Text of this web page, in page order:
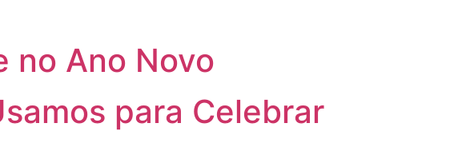
no Ano Novo
para Celebrar